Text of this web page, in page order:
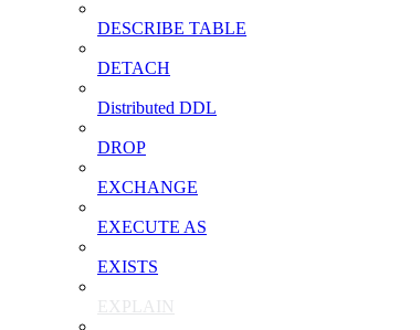
DESCRIBE TABLE
DETACH
Distributed DDL
DROP
EXCHANGE
EXECUTE AS
EXISTS
EXPLAIN